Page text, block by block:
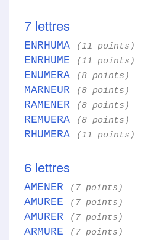
7 lettres
ENRHUMA (11 points)
ENRHUME (11 points)
ENUMERA (8 points)
MARNEUR (8 points)
RAMENER (8 points)
REMUERA (8 points)
RHUMERA (11 points)
6 lettres
AMENER (7 points)
AMUREE (7 points)
AMURER (7 points)
ARMURE (7 points)